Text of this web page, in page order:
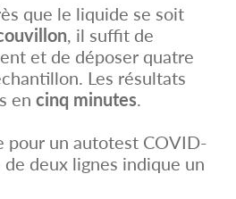
que le liquide se soit
, il suffit de
et de déposer quatre
Les résultats
en cinq minutes.
pour un autotest COVID-
deux lignes indique un